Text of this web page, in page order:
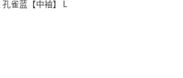
雀蓝【中袖】 L